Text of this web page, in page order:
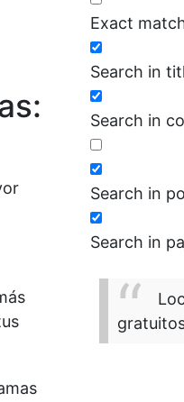
Exact
Search in
Search in
Search in
Search in